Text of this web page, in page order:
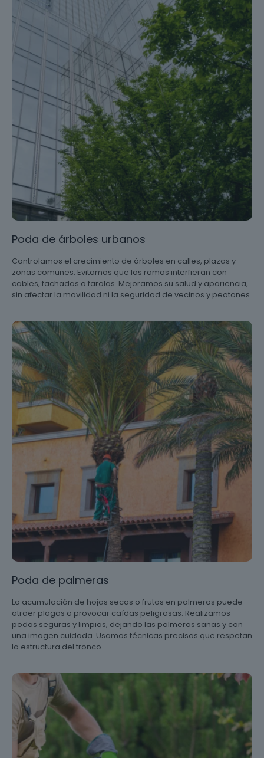
Poda de árboles urbanos
Controlamos el crecimiento de árboles en calles, plazas y
zonas comunes. Evitamos que las ramas interfieran con
cables, fachadas o farolas. Mejoramos su salud y apariencia,
sin afectar la movilidad ni la seguridad de vecinos y peatones.
Poda de palmeras
La acumulación de hojas secas o frutos en palmeras puede
atraer plagas o provocar caídas peligrosas. Realizamos
podas seguras y limpias, dejando las palmeras sanas y con
una imagen cuidada. Usamos técnicas precisas que respetan
la estructura del tronco.